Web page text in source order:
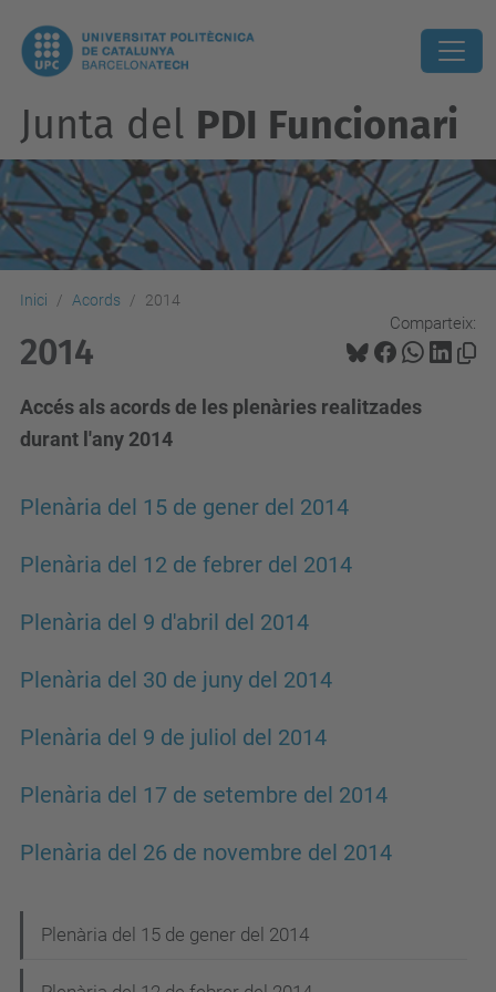
Junta del PDI Funcionari
Inici Acords 2014
Comparteix:
2014
Accés als acords de les plenàries realitzades
durant l'any 2014
Plenària del 15 de gener del 2014
Plenària del 12 de febrer del 2014
Plenària del 9 d'abril del 2014
Plenària del 30 de juny del 2014
Plenària del 9 de juliol del 2014
Plenària del 17 de setembre del 2014
Plenària del 26 de novembre del 2014
a
Plenària del 15 de gener del 2014